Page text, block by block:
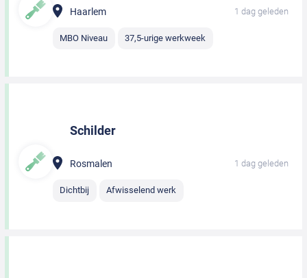
Haarlem 1 dag geleden
MBO Niveau 37,5-urige werkweek
Schilder
Rosmalen 1 dag geleden
Dichtbij Afwisselend werk